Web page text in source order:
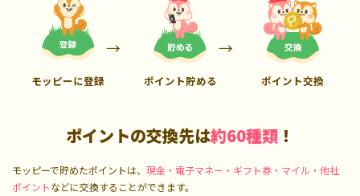
モッピーに登録 ポイント貯める ポイント交換
ポイントの交換先は約60種類 ！
モッピーで貯めたポイントは、 現金・電子マネー・ギフト券・マイル・他社
ポイントなどに交換することができます。